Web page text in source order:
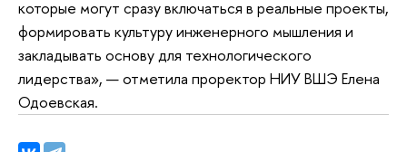
которые могут сразу включаться в реальные проекты,
формировать культуру инженерного мышления и
закладывать основу для технологического
лидерства», — отметила проректор НИУ ВШЭ Елена
Одоевская.